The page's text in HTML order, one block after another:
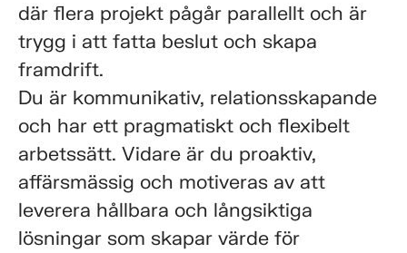
där flera projekt pågår parallellt och är
trygg i att fatta beslut och skapa
framdrift.
Du är kommunikativ, relationsskapande
och har ett pragmatiskt och flexibelt
arbetssätt. Vidare är du proaktiv,
affärsmässig och motiveras av att
leverera hållbara och långsiktiga
lösningar som skapar värde för